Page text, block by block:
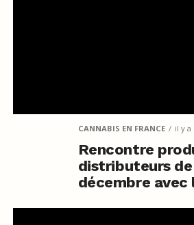
CANNABIS EN FRANCE il y a
Rencontre
distributeurs de
décembre avec